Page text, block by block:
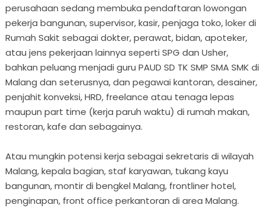
perusahaan sedang membuka pendaftaran lowongan
pekerja bangunan, supervisor, kasir, penjaga toko, loker di
Rumah Sakit sebagai dokter, perawat, bidan, apoteker,
atau jens pekerjaan lainnya seperti SPG dan Usher,
bahkan peluang menjadi guru PAUD SD TK SMP SMA SMK di
Malang dan seterusnya, dan pegawai kantoran, desainer,
penjahit konveksi, HRD, freelance atau tenaga lepas
maupun part time (kerja paruh waktu) di rumah makan,
restoran, kafe dan sebagainya.
Atau mungkin potensi kerja sebagai sekretaris di wilayah
Malang, kepala bagian, staf karyawan, tukang kayu
bangunan, montir di bengkel Malang, frontliner hotel,
penginapan, front office perkantoran di area Malang.